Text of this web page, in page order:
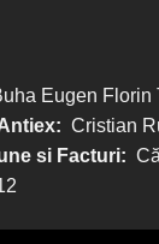
Eugen Florin
Cristian
si Facturi: